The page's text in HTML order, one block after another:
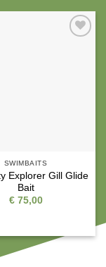
SWIMBAITS
Explorer Gill Glide
Bait
€75,00